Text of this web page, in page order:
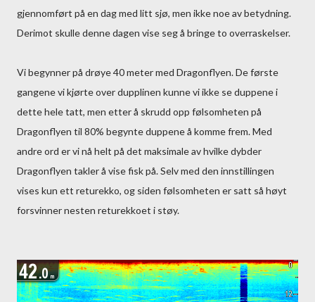
gjennomført på en dag med litt sjø, men ikke noe av betydning.
Derimot skulle denne dagen vise seg å bringe to overraskelser.
Vi begynner på drøye 40 meter med Dragonflyen. De første
gangene vi kjørte over dupplinen kunne vi ikke se duppene i
dette hele tatt, men etter å skrudd opp følsomheten på
Dragonflyen til 80% begynte duppene å komme frem. Med
andre ord er vi nå helt på det maksimale av hvilke dybder
Dragonflyen takler å vise fisk på. Selv med den innstillingen
vises kun ett returekko, og siden følsomheten er satt så høyt
forsvinner nesten returekkoet i støy.